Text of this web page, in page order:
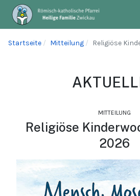
Startseite Mitteilung Religiöse
MITTEILUNG
Religiöse
2026